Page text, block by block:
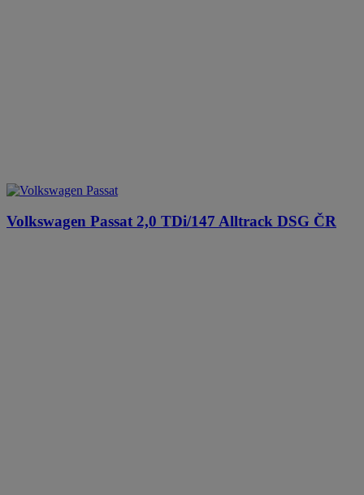
Volkswagen Passat 2,0 TDi/147 Alltrack DSG ČR